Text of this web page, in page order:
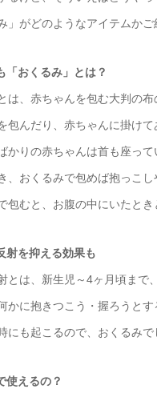
」がどのようなアイテムかご
「おくるみ」とは？
は、赤ちゃんを包む大判の布
包んだり、赤ちゃんに掛け
かりの赤ちゃんは首も座っ
、おくるみで包めば抱っこし
包むと、お腹の中にいたと
射を抑える効果も
とは、新生児～4ヶ月頃まで
かに抱きつこう・握ろうとす
にも起こるので、おくるみ
使えるの？